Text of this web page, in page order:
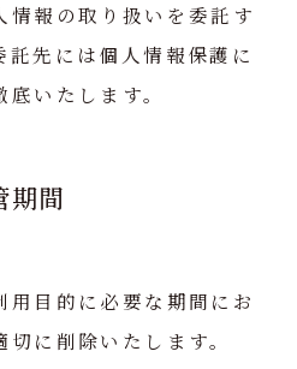
情報の取り扱いを委託す
託先には個人情報保護に
いたします。
期間
用目的に必要な期間にお
に削除いたします。